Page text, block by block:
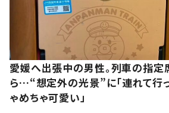
愛媛へ出張中の男性。列車の指定
ら…“想定外の光景”に「連れて行っ
ゃめちゃ可愛い」